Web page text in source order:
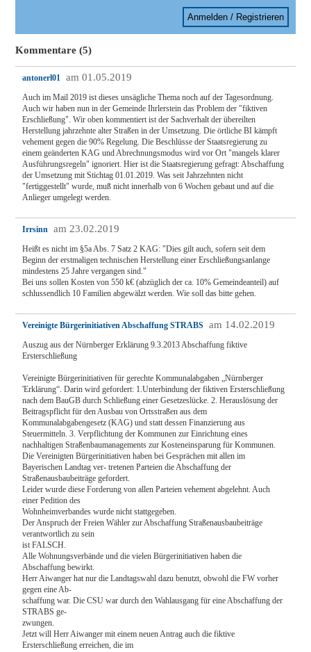
Anmelden / Registrieren
Kommentare (5)
antonerl01 am 01.05.2019
Auch im Mail 2019 ist dieses unsägliche Thema noch auf der Tagesordnung.
Auch wir haben nun in der Gemeinde Ihrlerstein das Problem der "fiktiven
Erschließung". Wir oben kommentiert ist der Sachverhalt der übereilten
Herstellung jahrzehnte alter Straßen in der Umsetzung. Die örtliche BI kämpft
vehement gegen die 90% Regelung. Die Beschlüsse der Staatsregierung zu
einem geänderten KAG und Abrechnungsmodus wird vor Ort "mangels klarer
Ausführungsregeln" ignoriert. Hier ist die Staatsregierung gefragt: Abschaffung
der Umsetzung mit Stichtag 01.01.2019. Was seit Jahrzehnten nicht
"fertiggestellt" wurde, muß nicht innerhalb von 6 Wochen gebaut und auf die
Anlieger umgelegt werden.
Irrsinn am 23.02.2019
Heißt es nicht im §5a Abs. 7 Satz 2 KAG: "Dies gilt auch, sofern seit dem
Beginn der erstmaligen technischen Herstellung einer Erschließungsanlange
mindestens 25 Jahre vergangen sind."
Bei uns sollen Kosten von 550 k€ (abzüglich der ca. 10% Gemeindeanteil) auf
schlussendlich 10 Familien abgewälzt werden. Wie soll das bitte gehen.
Vereinigte Bürgerinitiativen Abschaffung STRABS am 14.02.2019
Auszug aus der Nürnberger Erklärung 9.3.2013 Abschaffung fiktive
Ersterschließung
Vereinigte Bürgerinitiativen für gerechte Kommunalabgaben „Nürnberger
'Erklärung“. Darin wird gefordert: 1.Unterbindung der fiktiven Ersterschließung
nach dem BauGB durch Schließung einer Gesetzeslücke. 2. Herauslösung der
Beitragspflicht für den Ausbau von Ortsstraßen aus dem
Kommunalabgabengesetz (KAG) und statt dessen Finanzierung aus
Steuermitteln. 3. Verpflichtung der Kommunen zur Einrichtung eines
nachhaltigen Straßenbaumanagements zur Kosteneinsparung für Kommunen.
Die Vereinigten Bürgerinitiativen haben bei Gesprächen mit allen im
Bayerischen Landtag ver- tretenen Parteien die Abschaffung der
Straßenausbaubeiträge gefordert.
Leider wurde diese Forderung von allen Parteien vehement abgelehnt. Auch
einer Pedition des
Wohnheimverbandes wurde nicht stattgegeben.
Der Anspruch der Freien Wähler zur Abschaffung Straßenausbaubeiträge
verantwortlich zu sein
ist FALSCH.
Alle Wohnungsverbände und die vielen Bürgerinitiativen haben die
Abschaffung bewirkt.
Herr Aiwanger hat nur die Landtagswahl dazu benutzt, obwohl die FW vorher
gegen eine Ab-
schaffung war. Die CSU war durch den Wahlausgang für eine Abschaffung der
STRABS ge-
zwungen.
Jetzt will Herr Aiwanger mit einem neuen Antrag auch die fiktive
Ersterschließung erreichen, die im